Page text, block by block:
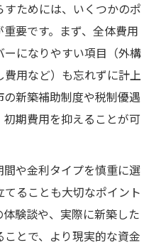
ためには、いくつかのポ
要です。まず、全体費用
になりやすい項目（外構
用など）も忘れずに計上
新築補助制度や税制優遇
期費用を抑えることが可
や金利タイプを慎重に選
ることも大切なポイント
験談や、実際に新築した
とで、より現実的な資金